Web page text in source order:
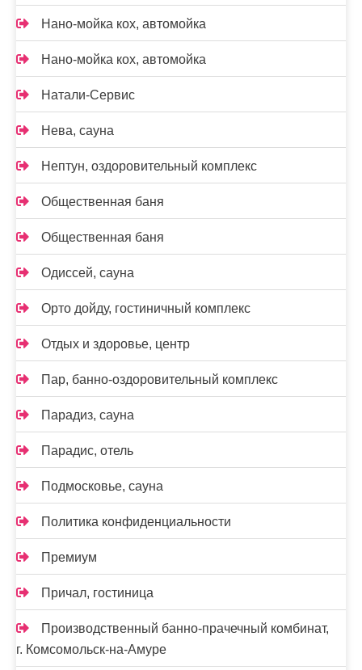
Нано-мойка кох, автомойка
Нано-мойка кох, автомойка
Натали-Сервис
Нева, сауна
Нептун, оздоровительный комплекс
Общественная баня
Общественная баня
Одиссей, сауна
Орто дойду, гостиничный комплекс
Отдых и здоровье, центр
Пар, банно-оздоровительный комплекс
Парадиз, сауна
Парадис, отель
Подмосковье, сауна
Политика конфиденциальности
Премиум
Причал, гостиница
Производственный банно-прачечный комбинат,
г. Комсомольск-на-Амуре